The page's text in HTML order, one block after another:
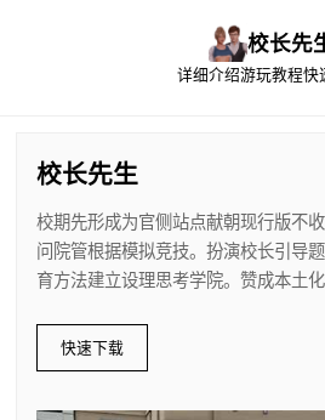
校长先
详细介绍游玩教程快
校长先生
校期先形成为官侧站点献朝现行版不
问院管根据模拟竞技。扮演校长引导
育方法建立设理思考学院。赞成本土化
快速下载